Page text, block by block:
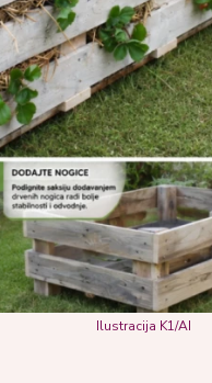
Ilustracija K1/AI